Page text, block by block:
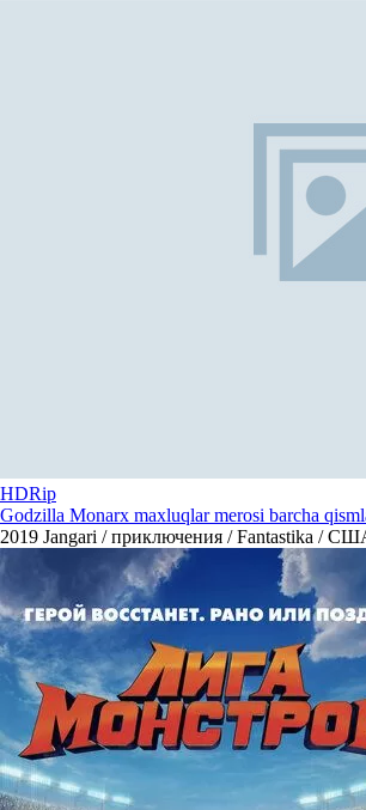
HDRip
Godzilla Monarx maxluqlar merosi barcha
2019 Jangari / приключения / Fantastika /